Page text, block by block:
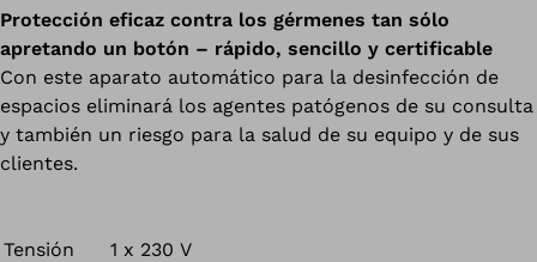
Protección eficaz contra los gérmenes tan sólo
apretando un botón – rápido, sencillo y certificable
Con este aparato automático para la desinfección de
espacios eliminará los agentes patógenos de su consulta
y también un riesgo para la salud de su equipo y de sus
clientes.
Tensión
1 x 230 V